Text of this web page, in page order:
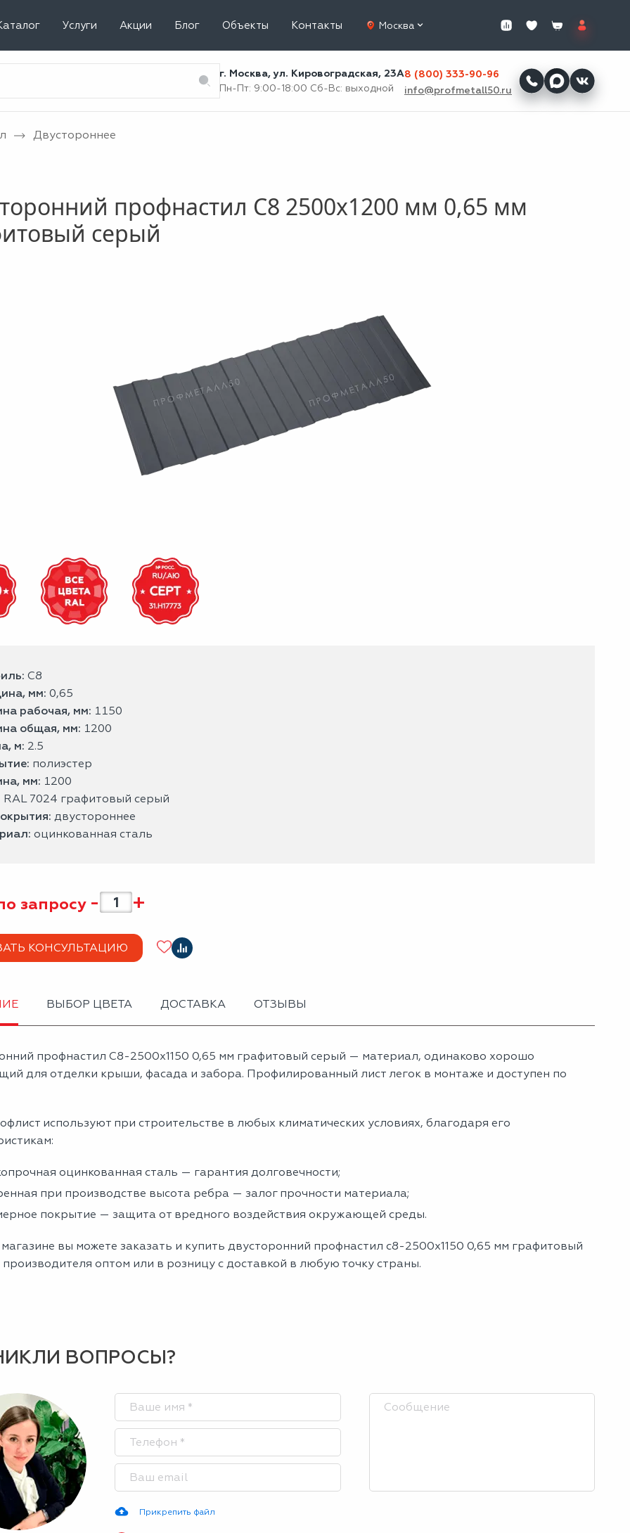
Услуги Акции Блог Объекты Контакты Москва
г. Москва, ул. Кировоградская, 23А
Пн-Пт: 9:00-18:00 Сб-Вс: выходной
8 (800) 333-90-96
info@profmetall50.ru
Двустороннее
профнастил С8 2500x1200 мм 0,65 мм
серый
С8
мм: 0,65
рабочая, мм: 1150
общая, мм: 1200
м: 2.5
полиэстер
мм: 1200
RAL 7024 графитовый серый
двустороннее
оцинкованная сталь
запросу - +
КОНСУЛЬТАЦИЮ
ВЫБОР ЦВЕТА ДОСТАВКА ОТЗЫВЫ
профнастил С8-2500х1150 0,65 мм графитовый серый — материал, одинаково хорошо
для отделки крыши, фасада и забора. Профилированный лист легок в монтаже и доступен по
используют при строительстве в любых климатических условиях, благодаря его
оцинкованная сталь — гарантия долговечности;
при производстве высота ребра — залог прочности материала;
покрытие — защита от вредного воздействия окружающей среды.
вы можете заказать и купить двусторонний профнастил с8-2500х1150 0,65 мм графитовый
производителя оптом или в розницу с доставкой в любую точку страны.
ВОПРОСЫ?
Прикрепить файл